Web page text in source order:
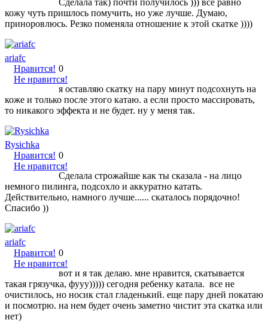
кожу чуть пришлось помучить, но уже лучше. Думаю,
приноровлюсь. Резко поменяла отношение к этой скатке ))))
ariafc
Нравится!
Не нравится!
0
я оставляю скатку на пару минут подсохнуть на
коже и только после этого катаю. а если просто массировать,
то никакого эффекта и не будет. ну у меня так.
Rysichka
Нравится!
Не нравится!
0
Сделала строжайше как ты сказала - на лицо
немного пилинга, подсохло и аккуратно катать.
Действительно, намного лучше...... скаталось порядочно!
Спасибо ))
ariafc
Нравится!
Не нравится!
0
вот и я так делаю. мне нравится, скатывается
такая грязучка, фууу))))) сегодня ребенку катала. все не
очистилось, но носик стал гладенький. еще пару дней покатаю
и посмотрю. на нем будет очень заметно чистит эта скатка или
нет)